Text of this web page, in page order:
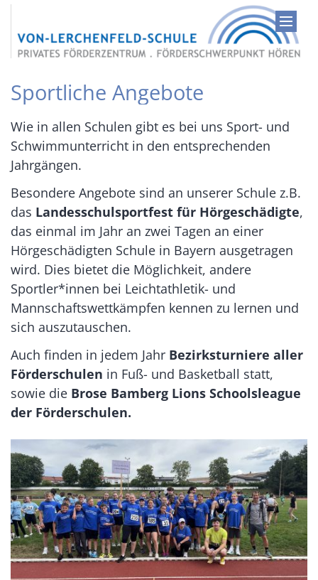
Zum Inhalt springen
Sportliche Angebote
Wie in allen Schulen gibt es bei uns Sport- und
Schwimmunterricht in den entsprechenden
Jahrgängen.
Besondere Angebote sind an unserer Schule z.B.
das Landesschulsportfest für Hörgeschädigte,
das einmal im Jahr an zwei Tagen an einer
Hörgeschädigten Schule in Bayern ausgetragen
wird. Dies bietet die Möglichkeit, andere
Sportler*innen bei Leichtathletik- und
Mannschaftswettkämpfen kennen zu lernen und
sich auszutauschen.
Auch finden in jedem Jahr Bezirksturniere aller
Förderschulen in Fuß- und Basketball statt,
sowie die Brose Bamberg Lions Schoolsleague
der Förderschulen.